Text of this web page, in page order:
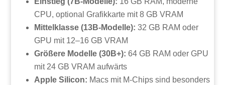
CPU, optional Grafikkarte mit 8 GB VRAM
Mittelklasse (13B-Modelle): 32 GB RAM oder
GPU mit 12–16 GB VRAM
Größere Modelle (30B+): 64 GB RAM oder GPU
mit 24 GB VRAM aufwärts
Apple Silicon: Macs mit M-Chips sind besonders